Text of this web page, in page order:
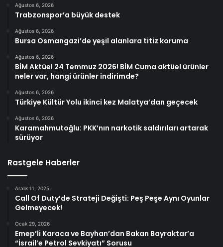
Ağustos 6, 2026
Trabzonspor’a büyük destek
Ağustos 6, 2026
Bursa Osmangazi’de yeşil alanlara titiz koruma
Ağustos 6, 2026
BİM Aktüel 24 Temmuz 2026! BİM Cuma aktüel ürünler
neler var, hangi ürünler indirimde?
Ağustos 6, 2026
Türkiye Kültür Yolu ikinci kez Malatya’dan geçecek
Ağustos 6, 2026
Karamahmutoğlu: PKK’nın narkotik saldırıları artarak
sürüyor
Rastgele Haberler
Aralık 11, 2025
Call Of Duty’de Strateji Değişti: Peş Peşe Aynı Oyunlar
Gelmeyecek!
Ocak 29, 2026
Emep’li Karaca ve Bayhan’dan Bakan Bayraktar’a
“İsrail’e Petrol Sevkiyatı” Sorusu